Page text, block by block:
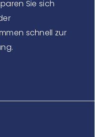
Sie sich
schnell zur